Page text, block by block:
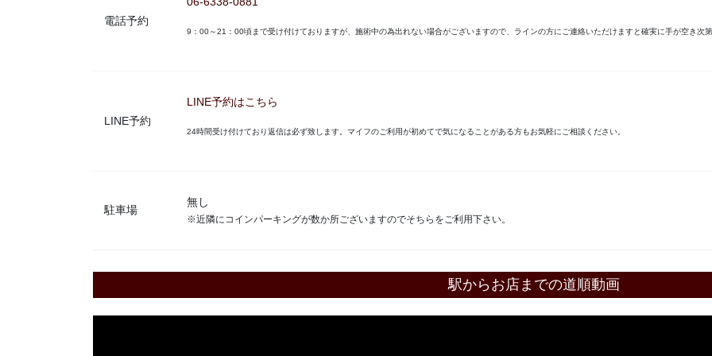
電話予約
9：00～21：00頃まで受け付けておりますが、施術中の為出れない場合がございますので、ラインの方にご連絡いただけますと確実に手が空き次
LINE予約
LINE予約はこちら
24時間受け付けており返信は必ず致します。マイフのご利用が初めてで気になることがある方もお気軽にご相談ください。
駐車場
無し
※近隣にコインパーキングが数か所ございますのでそちらをご利用下さい。
駅からお店までの道順動画